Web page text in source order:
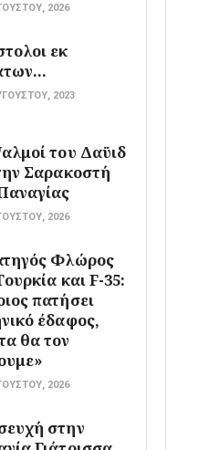
2026
εκ
2023
του Δαϋιδ
Σαρακοστή
2026
Φλώρος
και F-35:
πατήσει
έδαφος,
θα τον
2026
στην